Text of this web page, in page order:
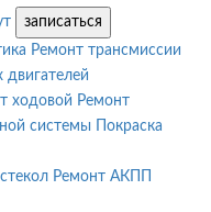
записаться
Ремонт трансмиссии
двигателей
ходовой Ремонт
системы
Покраска
Ремонт АКПП